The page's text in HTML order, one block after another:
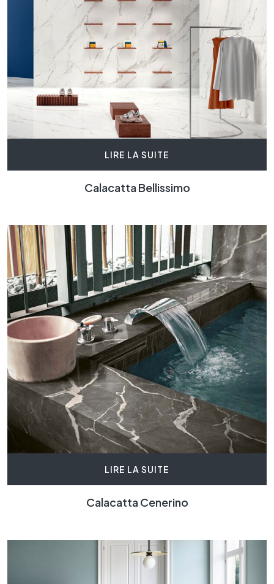
LIRE LA SUITE
Calacatta Bellissimo
LIRE LA SUITE
Calacatta Cenerino